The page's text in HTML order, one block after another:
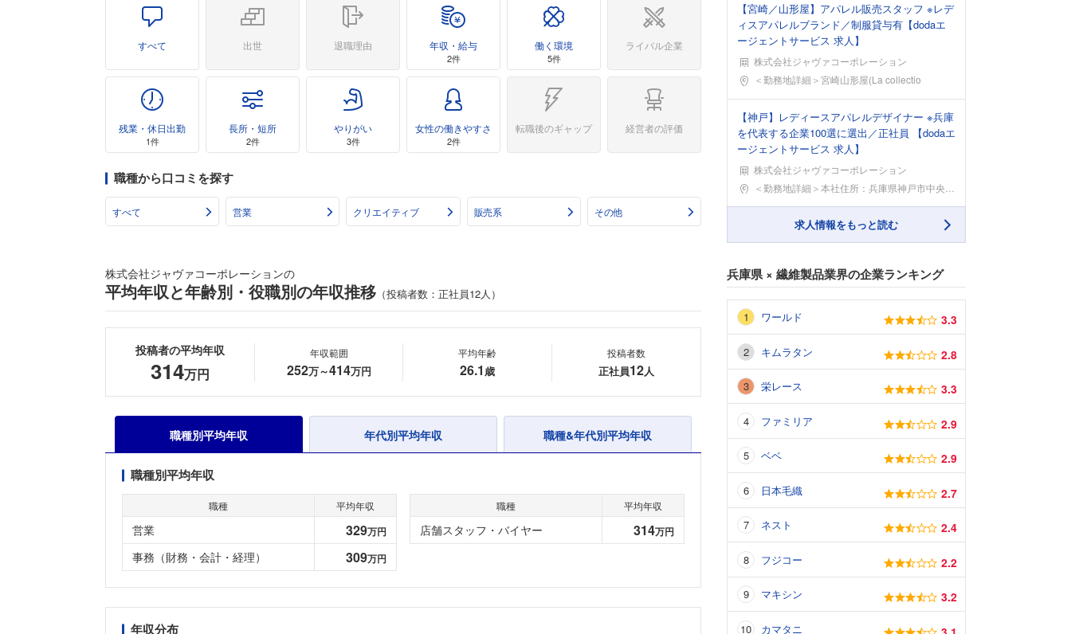
すべて 出世 退職理由 年収・給与
2件
働く環境
5件
ライバル企業
残業・休日出勤
1件
長所・短所
2件
やりがい
3件
女性の働きやすさ
2件
転職後のギャップ 経営者の評価
職種から口コミを探す
すべて 営業 クリエイティブ 販売系 その他
株式会社ジャヴァコーポレーションの
平均年収と年齢別・役職別の年収推移 （投稿者数：正社員12人）
投稿者の平均年収
314万円
年収範囲
252万～414万円
平均年齢
26.1 歳
投稿者数
正社員12人
職種別平均年収 年代別平均年収 職種&年代別平均年収
職種別平均年収
職種 平均年収
営業 329万円
事務（財務・会計・経理） 309万円
職種 平均年収
店舗スタッフ・バイヤー 314万円
年収分布
【宮崎／山形屋】アパレル販売スタッフ ※レデ
ィスアパレルブランド／制服貸与有【dodaエ
ージェントサービス 求人】
株式会社ジャヴァコーポレーション
勤務地＜勤務地詳細＞宮崎山形屋(La collectio
【神戸】レディースアパレルデザイナー ※兵庫
を代表する企業100選に選出／正社員 【dodaエ
ージェントサービス 求人】
株式会社ジャヴァコーポレーション
勤務地＜勤務地詳細＞本社住所：兵庫県神戸市中央区港島中町
求人情報をもっと読む
兵庫県× 繊維製品業界の企業ランキング
ワールド 3.3
キムラタン 2.8
栄レース 3.3
ファミリア 2.9
ベベ 2.9
日本毛織 2.7
ネスト 2.4
フジコー 2.2
マキシン 3.2
カマタニ